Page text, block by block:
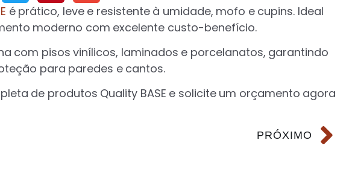
é prático, leve e resistente à umidade, mofo e cupins. Ideal
moderno com excelente custo-benefício.
com pisos vinílicos, laminados e porcelanatos, garantindo
para paredes e cantos.
de produtos Quality BASE e solicite um orçamento agora
PRÓXIMO